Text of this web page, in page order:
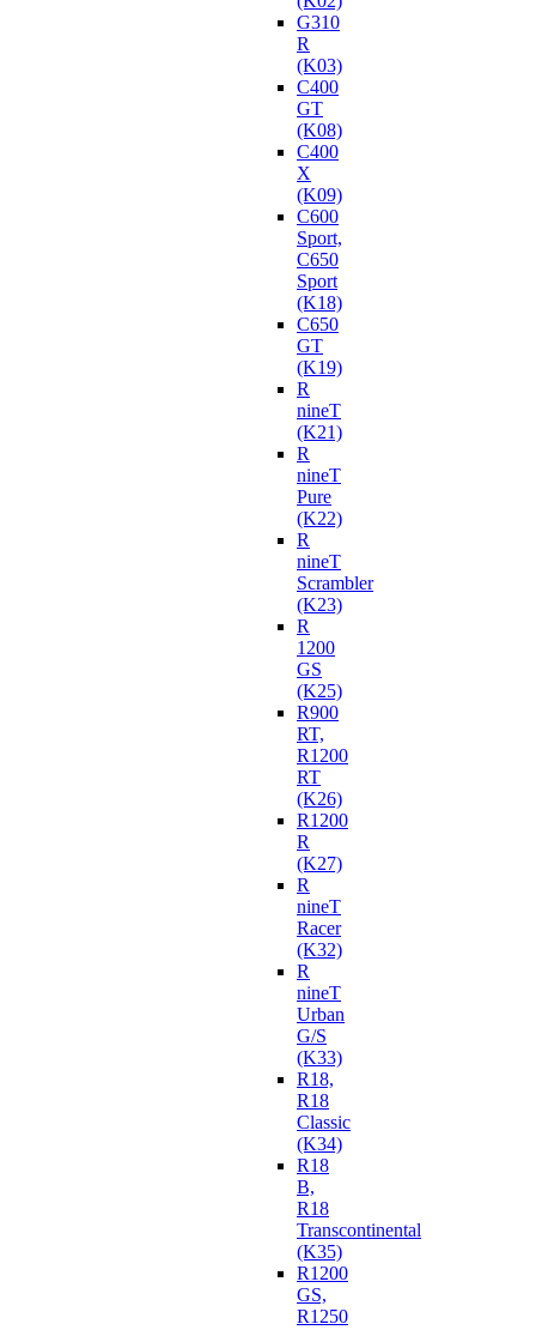
G310
R
(K03)
C400
GT
(K08)
C400
X
(K09)
C600
Sport,
C650
Sport
(K18)
C650
GT
(K19)
R
nineT
(K21)
R
nineT
Pure
(K22)
R
nineT
Scrambler
(K23)
R
1200
GS
(K25)
R900
RT,
R1200
RT
(K26)
R1200
R
(K27)
R
nineT
Racer
(K32)
R
nineT
Urban
G/S
(K33)
R18,
R18
Classic
(K34)
R18
B,
R18
Transcontinental
(K35)
R1200
GS,
R1250